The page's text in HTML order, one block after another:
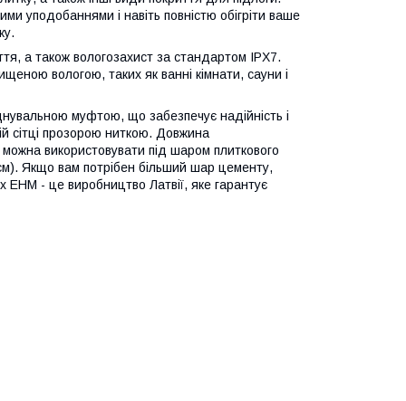
уподобаннями і навіть повністю обігріти ваше
а також вологозахист за стандартом IPX7.
вологою, таких як ванні кімнати, сауни і
муфтою, що забезпечує надійність і
сітці прозорою ниткою. Довжина
використовувати під шаром плиткового
Якщо вам потрібен більший шар цементу,
- це виробництво Латвії, яке гарантує